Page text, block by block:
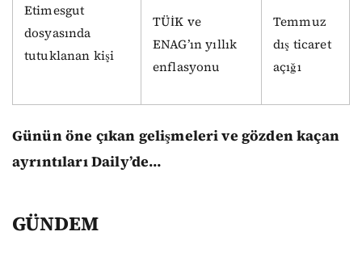
Etimesgut
dosyasında
tutuklanan kişi
TÜİK ve
ENAG’ın yıllık
enflasyonu
Temmuz
dış ticaret
açığı
Günün öne çıkan gelişmeleri ve gözden kaçan
ayrıntıları Daily’de…
GÜNDEM